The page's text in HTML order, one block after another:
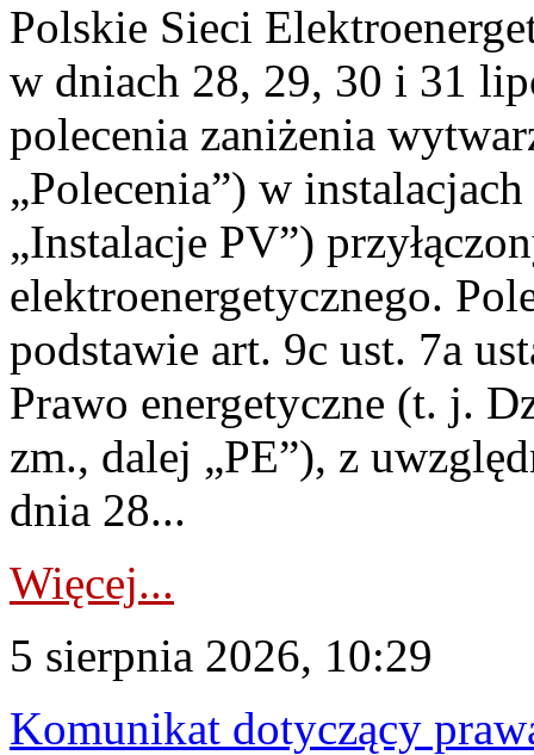
Polskie Sieci
w dniach 28, 29, 30 i 31
polecenia zaniżenia
„Polecenia”) w
„Instalacje PV”)
elektroenergetycznego.
podstawie art. 9c ust. 7a
Prawo energetyczne (t. j.
zm., dalej „PE”), z
dnia 28...
Więcej...
5 sierpnia 2026, 10:29
Komunikat dotyczący